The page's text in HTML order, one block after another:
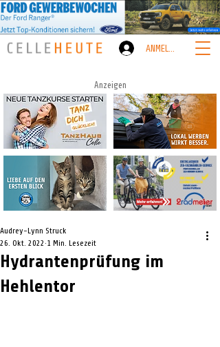
ANMELDEN
Anzeigen
Hydrantenprüfung im
Hehlentor
Audrey-Lynn Struck
26. Okt. 2022 1 Min. Lesezeit